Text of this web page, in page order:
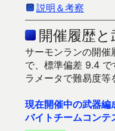
説明＆考察
開催履歴
サーモンランの開
で、標準偏差 9.4
ラメータで難易度等
現在開催中の武器編
バイトチームコンテ